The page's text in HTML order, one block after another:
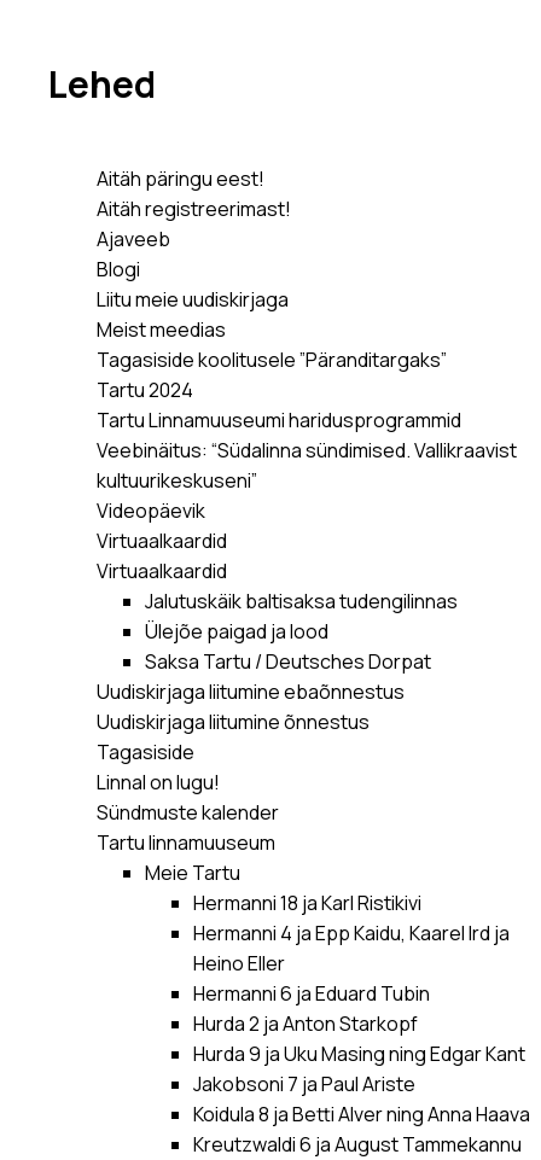
Lehed
Aitäh päringu eest!
Aitäh registreerimast!
Ajaveeb
Blogi
Liitu meie uudiskirjaga
Meist meedias
Tagasiside koolitusele ”Päranditargaks”
Tartu 2024
Tartu Linnamuuseumi haridusprogrammid
Veebinäitus: “Südalinna sündimised. Vallikraavist
kultuurikeskuseni”
Videopäevik
Virtuaalkaardid
Virtuaalkaardid
Jalutuskäik baltisaksa tudengilinnas
Ülejõe paigad ja lood
Saksa Tartu / Deutsches Dorpat
Uudiskirjaga liitumine ebaõnnestus
Uudiskirjaga liitumine õnnestus
Tagasiside
Linnal on lugu!
Sündmuste kalender
Tartu linnamuuseum
Meie Tartu
Hermanni 18 ja Karl Ristikivi
Hermanni 4 ja Epp Kaidu, Kaarel Ird ja
Heino Eller
Hermanni 6 ja Eduard Tubin
Hurda 2 ja Anton Starkopf
Hurda 9 ja Uku Masing ning Edgar Kant
Jakobsoni 7 ja Paul Ariste
Koidula 8 ja Betti Alver ning Anna Haava
Kreutzwaldi 6 ja August Tammekannu